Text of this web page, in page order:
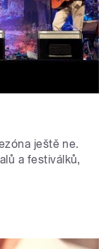
ještě ne.
a festiválků,